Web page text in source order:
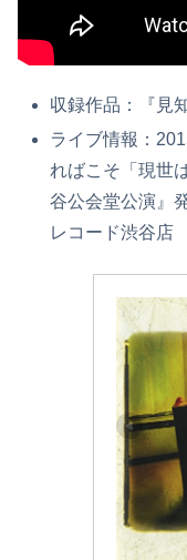
収録作品：『見
ライブ情報：
ればこそ「現世
谷公会堂公演』
レコード渋谷店